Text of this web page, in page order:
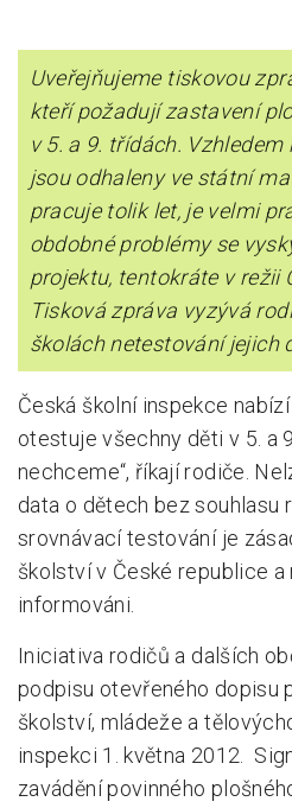
Pro média
Pro zřizovatele
Konference Lepší škola
Kápézetka - průvodce pro
Klub zřizovatelů
O nás
O nás
Partneři a dárci
Kontakty
Uveřejňujeme tiskovou
kteří požadují zastavení
v 5. a 9. třídách.
jsou odhaleny ve státní
pracuje tolik let, je velmi
obdobné problémy se
projektu, tentokráte v režii
Tisková zpráva vyzývá
školách netestování jejich
Česká školní inspekce
otestuje všechny děti v 5. a
nechceme“, říkají rodiče.
data o dětech bez souhlasu
srovnávací testování je
školství v České republice a
informováni.
Iniciativa rodičů a dalších
podpisu otevřeného dopisu
školství, mládeže a
inspekci 1. května 2012.
zavádění povinného